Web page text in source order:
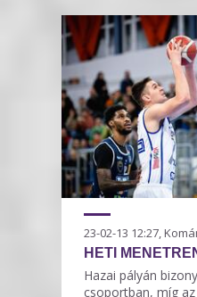
23-02-13 12:27,
HETI
Hazai pályán
csoportban, míg